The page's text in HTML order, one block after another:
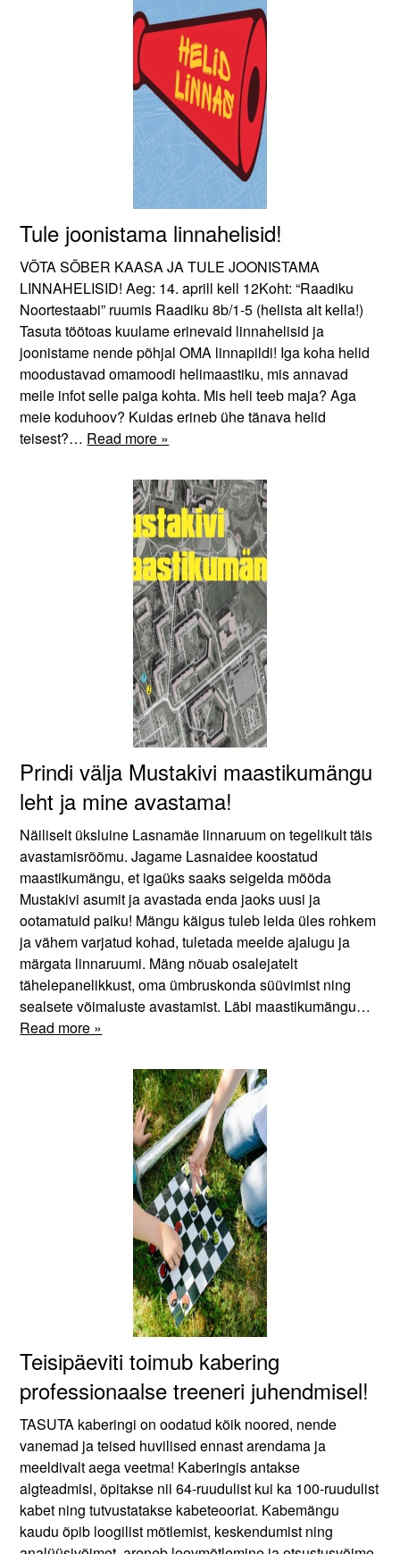
Tule joonistama linnahelisid!
VÕTA SÕBER KAASA JA TULE JOONISTAMA
LINNAHELISID! Aeg: 14. aprill kell 12Koht: “Raadiku
Noortestaabi” ruumis Raadiku 8b/1-5 (helista alt kella!)
Tasuta töötoas kuulame erinevaid linnahelisid ja
joonistame nende põhjal OMA linnapildi! Iga koha helid
moodustavad omamoodi helimaastiku, mis annavad
meile infot selle paiga kohta. Mis heli teeb maja? Aga
meie koduhoov? Kuidas erineb ühe tänava helid
teisest?… Read more »
Prindi välja Mustakivi maastikumängu
leht ja mine avastama!
Näiliselt üksluine Lasnamäe linnaruum on tegelikult täis
avastamisrõõmu. Jagame Lasnaidee koostatud
maastikumängu, et igaüks saaks seigelda mööda
Mustakivi asumit ja avastada enda jaoks uusi ja
ootamatuid paiku! Mängu käigus tuleb leida üles rohkem
ja vähem varjatud kohad, tuletada meelde ajalugu ja
märgata linnaruumi. Mäng nõuab osalejatelt
tähelepanelikkust, oma ümbruskonda süüvimist ning
sealsete võimaluste avastamist. Läbi maastikumängu…
Read more »
Teisipäeviti toimub kabering
professionaalse treeneri juhendmisel!
TASUTA kaberingi on oodatud kõik noored, nende
vanemad ja teised huvilised ennast arendama ja
meeldivalt aega veetma! Kaberingis antakse
algteadmisi, õpitakse nii 64-ruudulist kui ka 100-ruudulist
kabet ning tutvustatakse kabeteooriat. Kabemängu
kaudu õpib loogilist mõtlemist, keskendumist ning